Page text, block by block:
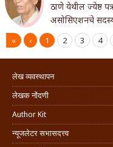
ठाणे येथील ज्येष्ठ
असोसिएशनचे सदस्य,
« ‹ 1 2 3 4
लेख व्यवस्थापन
लेखक नोंदणी
Author Kit
न्यूजलेटर सभासदत्त्व